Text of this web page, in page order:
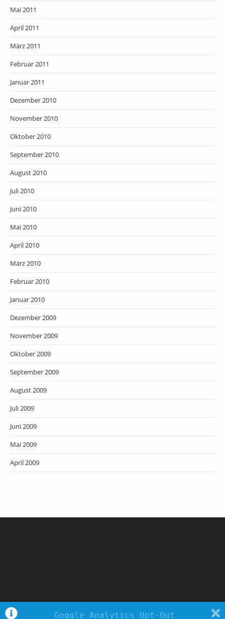
Mai 2011
April 2011
März 2011
Februar 2011
Januar 2011
Dezember 2010
November 2010
Oktober 2010
September 2010
August 2010
Juli 2010
Juni 2010
Mai 2010
April 2010
März 2010
Februar 2010
Januar 2010
Dezember 2009
November 2009
Oktober 2009
September 2009
August 2009
Juli 2009
Juni 2009
Mai 2009
April 2009
Goggle Analytics Opt-Out